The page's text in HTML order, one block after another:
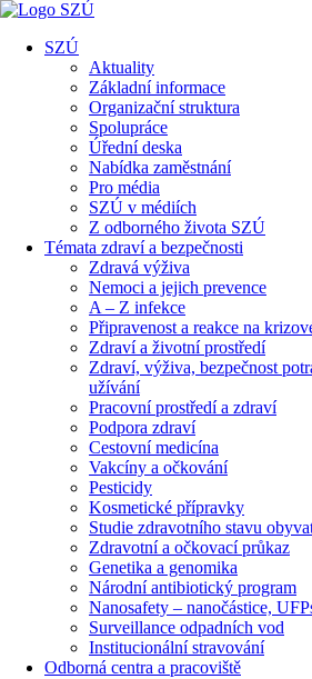
SZÚ
Aktuality
Základní informace
Organizační struktura
Spolupráce
Úřední deska
Nabídka zaměstnání
Pro média
SZÚ v médiích
Z odborného života SZÚ
Témata zdraví a bezpečnosti
Zdravá výživa
Nemoci a jejich prevence
A – Z infekce
Připravenost a reakce na
Zdraví a životní prostředí
Zdraví, výživa, bezpečnost
užívání
Pracovní prostředí a zdraví
Podpora zdraví
Cestovní medicína
Vakcíny a očkování
Pesticidy
Kosmetické přípravky
Studie zdravotního stavu
Zdravotní a očkovací průkaz
Genetika a genomika
Národní antibiotický program
Nanosafety – nanočástice,
Surveillance odpadních vod
Institucionální stravování
Odborná centra a pracoviště